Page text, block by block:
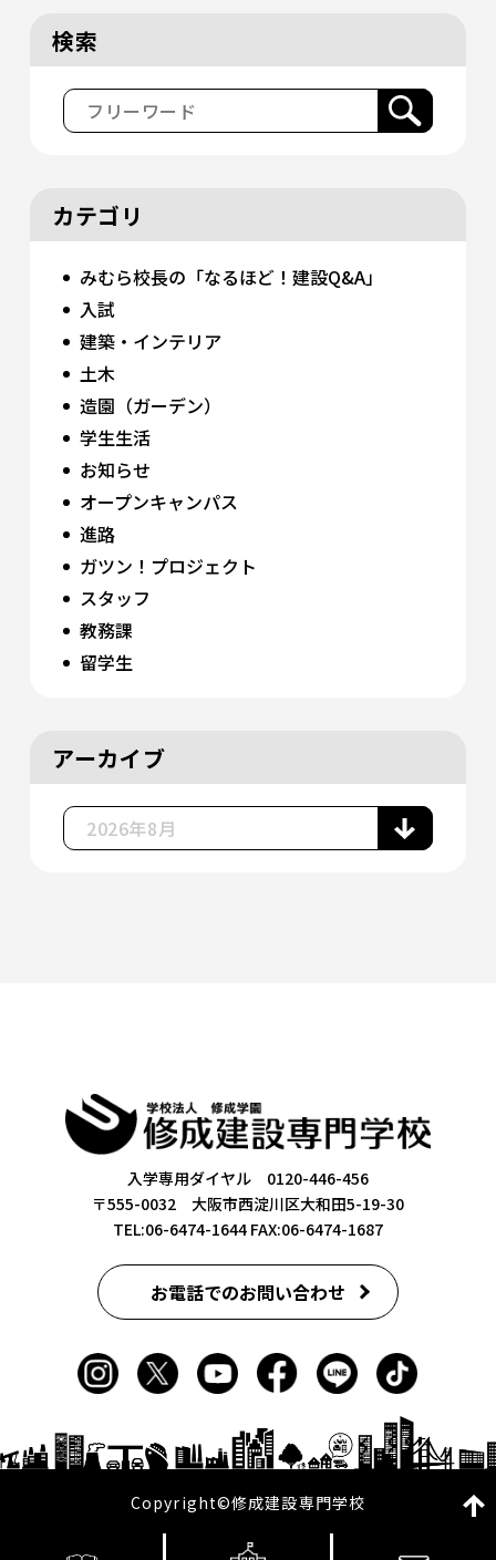
検索
カテゴリ
みむら校長の「なるほど！建設Q&A」
入試
建築・インテリア
土木
造園（ガーデン）
学生生活
お知らせ
オープンキャンパス
進路
ガツン！プロジェクト
スタッフ
教務課
留学生
アーカイブ
入学専用ダイヤル 0120-446-456
〒555-0032 大阪市西淀川区大和田5-19-30
TEL:06-6474-1644FAX:06-6474-1687
お電話でのお問い合わせ
Copyright©修成建設専門学校